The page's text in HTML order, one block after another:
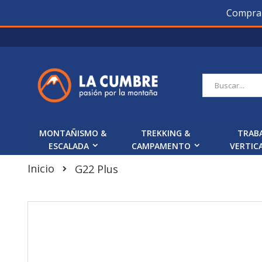
a
Buscar
MONTAÑISMO &
ESCALADA
TREKKING &
CAMPAMENTO
Inicio G22 Plus